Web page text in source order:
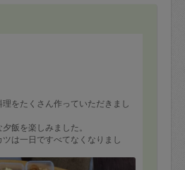
をたくさん作っていただきまし
飯を楽しみました。
は一日ですべてなくなりまし
いたします。